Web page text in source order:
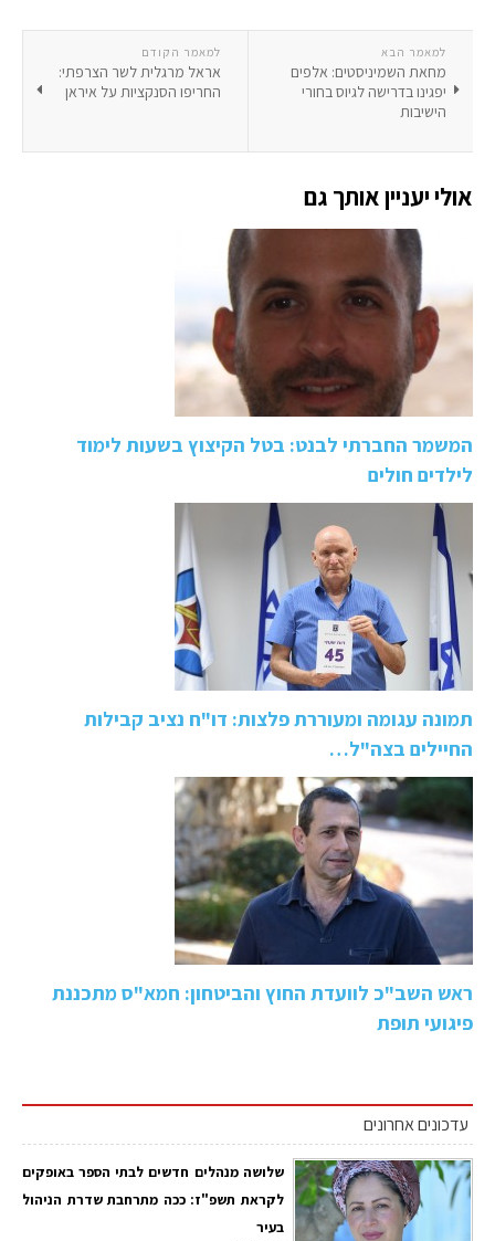
למאמר הקודם
אראל מרגלית לשר הצרפתי:
החריפו הסנקציות על איראן
למאמר הבא
מחאת השמיניסטים: אלפים
יפגינו בדרישה לגיוס בחורי
הישיבות
אולי יעניין אותך גם
המשמר החברתי לבנט: בטל הקיצוץ בשעות לימוד
לילדים חולים
תמונה עגומה ומעוררת פלצות: דו"ח נציב קבילות
החיילים בצה"ל…
ראש השב"כ לוועדת החוץ והביטחון: חמא"ס מתכננת
פיגועי תופת
עדכונים אחרונים
שלושה מנהלים חדשים לבתי הספר באופקים
לקראת תשפ"ז: ככה מתרחבת שדרת הניהול
בעיר